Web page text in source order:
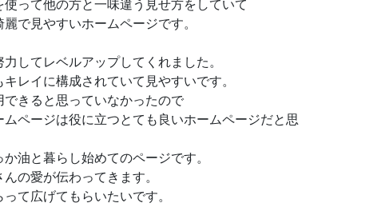
って他の方と一味違う見せ方をしていて
で見やすいホームページです。
してレベルアップしてくれました。
レイに構成されていて見やすいです。
きると思っていなかったので
ページは役に立つとても良いホームページだと思
油と暮らし始めてのページです。
の愛が伝わってきます。
て広げてもらいたいです。